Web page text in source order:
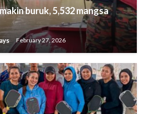
buruk, 5,532 mangsa
February 27, 2026